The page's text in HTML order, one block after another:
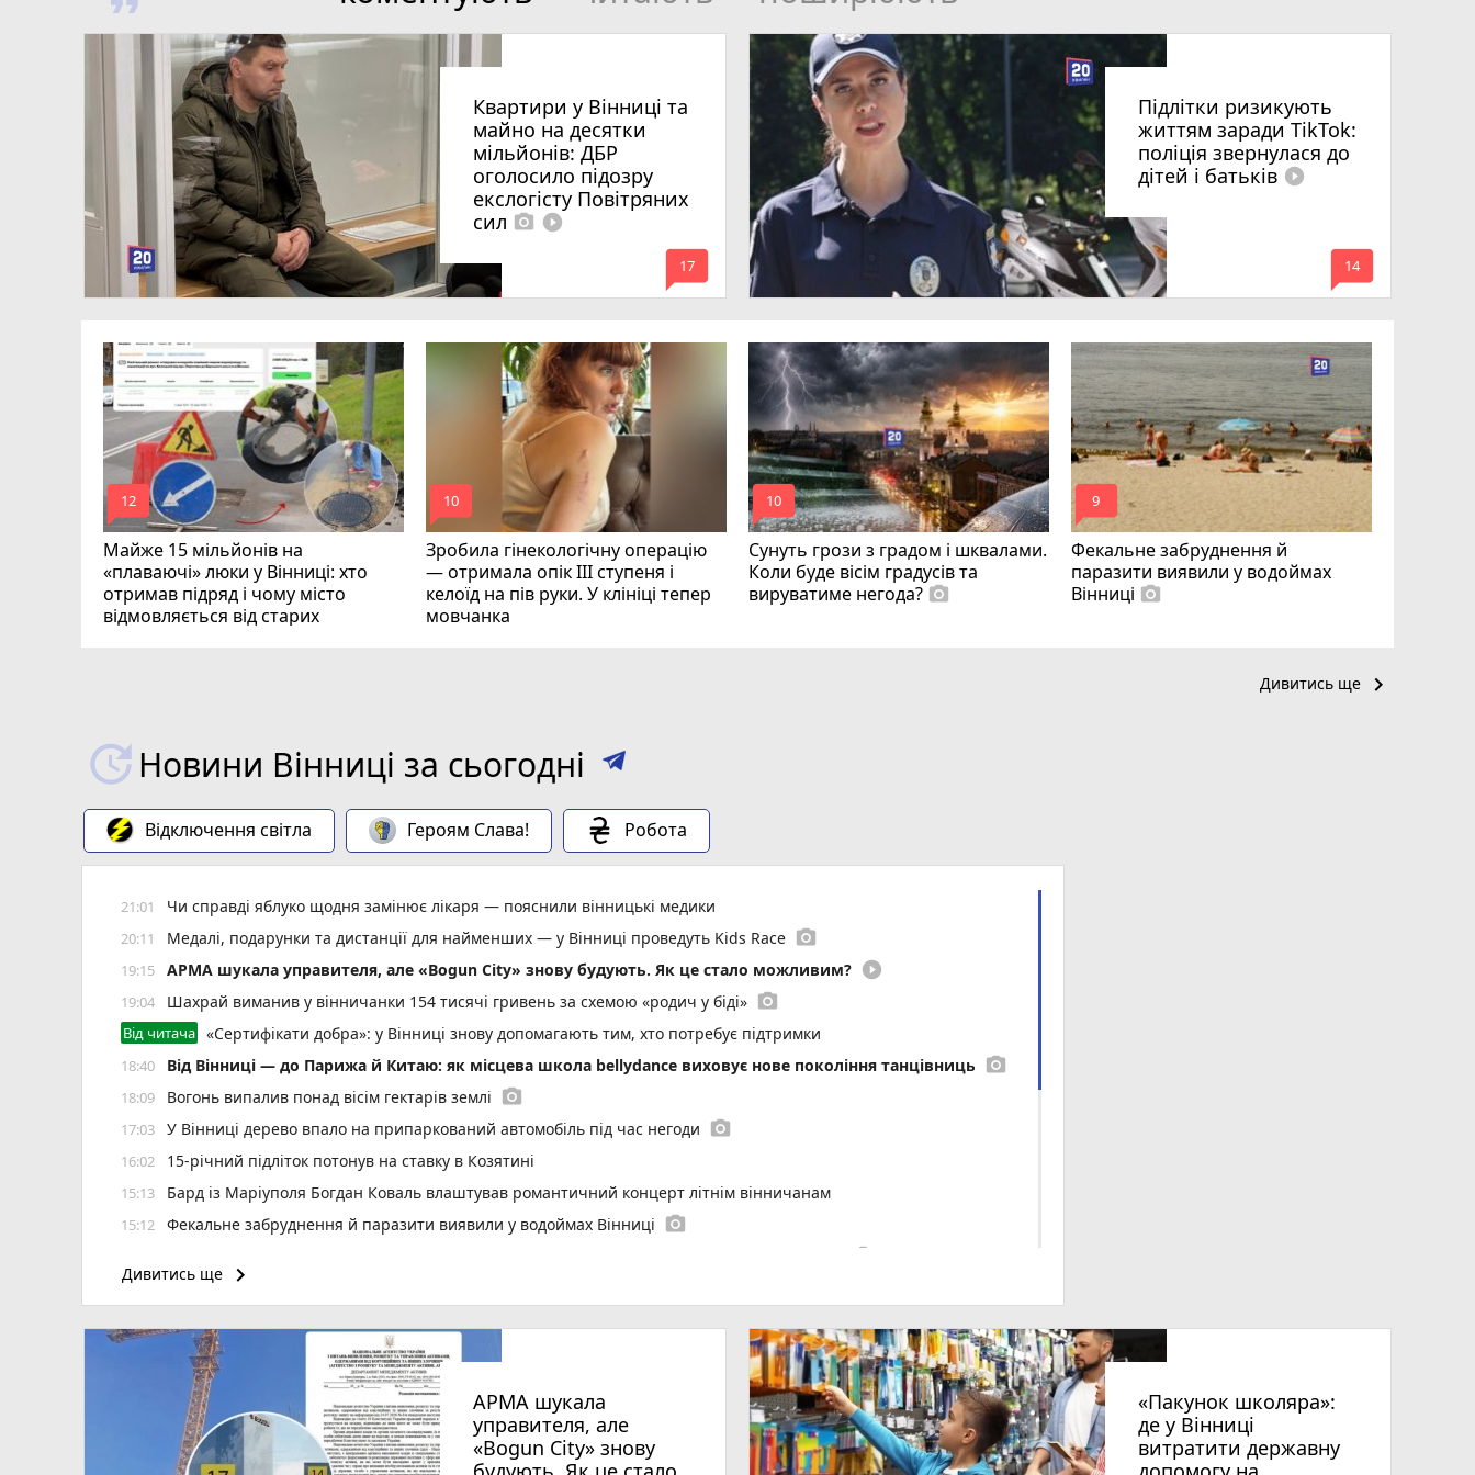
Квартири у Вінниці та
майно на десятки
мільйонів: ДБР
оголосило підозру
екслогісту Повітряних
сил photo_camera play_circle_filled
mode_comment
17
Підлітки ризикують
життям заради TikTok:
поліція звернулася до
дітей і батьків play_circle_filled
mode_comment
14
Майже 15 мільйонів на
«плаваючі» люки у Вінниці: хто
отримав підряд і чому місто
відмовляється від старих
mode_comment
12
Зробила гінекологічну операцію
— отримала опік ІІІ ступеня і
келоїд на пів руки. У клініці тепер
мовчанка
mode_comment
10
Сунуть грози з градом і шквалами.
Коли буде вісім градусів та
вируватиме негода? photo_camera
mode_comment
10
Фекальне забруднення й
паразити виявили у водоймах
Вінниці photo_camera
mode_comment
9
Дивитись ще keyboard_arrow_right
Новини Вінниці за сьогодні
Відключення світла Героям Слава! Робота
21:01 Чи справді яблуко щодня замінює лікаря — пояснили вінницькі медики
20:11 Медалі, подарунки та дистанції для найменших — у Вінниці проведуть Kids Race photo_camera
19:15 АРМА шукала управителя, але «Bogun City» знову будують. Як це стало можливим? play_circle_filled
19:04 Шахрай виманив у вінничанки 154 тисячі гривень за схемою «родич у біді» photo_camera
Від читача «Сертифікати добра»: у Вінниці знову допомагають тим, хто потребує підтримки
18:40 Від Вінниці — до Парижа й Китаю: як місцева школа bellydance виховує нове покоління танцівниць photo_camera
18:09 Вогонь випалив понад вісім гектарів землі photo_camera
17:03 У Вінниці дерево впало на припаркований автомобіль під час негоди photo_camera
16:02 15-річний підліток потонув на ставку в Козятині
15:13 Бард із Маріуполя Богдан Коваль влаштував романтичний концерт літнім вінничанам
15:12 Фекальне забруднення й паразити виявили у водоймах Вінниці photo_camera
13:32 росія не припиняє штурми — за добу на фронті сталося 233 бої
Скутер Yamaha зіткнувся з «Москвичем» на Київській
До 170 тисяч і без попереджень: у Раді готують великі штрафи за російську музику
Після рекордної спеки Вінниччину накриє негода
Шкільні їдальні Вінниці запрошують на роботу кухарів і посудомийниць
Дивитись ще keyboard_arrow_right
АРМА шукала
управителя, але
«Bogun City» знову
«Пакунок школяра»:
де у Вінниці
витратити державну